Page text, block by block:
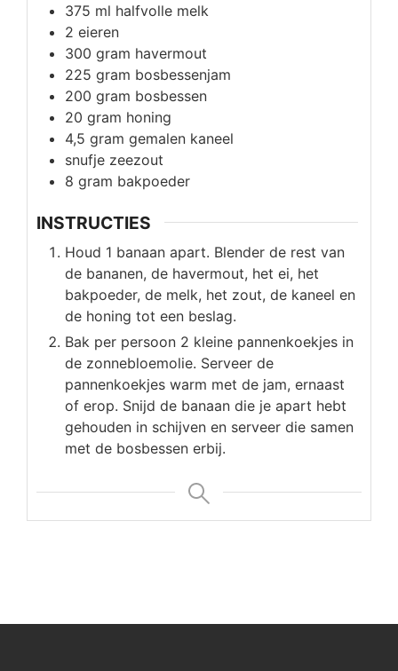
375 ml halfvolle melk
2 eieren
300 gram havermout
225 gram bosbessenjam
200 gram bosbessen
20 gram honing
4,5 gram gemalen kaneel
snufje zeezout
8 gram bakpoeder
INSTRUCTIES
Houd 1 banaan apart. Blender de rest van
de bananen, de havermout, het ei, het
bakpoeder, de melk, het zout, de kaneel en
de honing tot een beslag.
Bak per persoon 2 kleine pannenkoekjes in
de zonnebloemolie. Serveer de
pannenkoekjes warm met de jam, ernaast
of erop. Snijd de banaan die je apart hebt
gehouden in schijven en serveer die samen
met de bosbessen erbij.